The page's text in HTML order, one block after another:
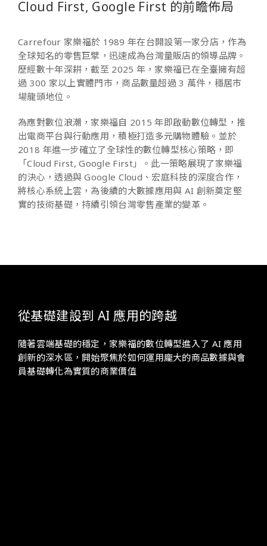
Cloud First, Google First 的前瞻佈局
Carrefour 家樂福於 1989 年在台開設第一家分店，作為
全球知名的零售巨擘，迅速成為台灣量販店的領導品牌。
歷經數十年深耕，截至 2025 年，家樂福已在全臺擁有超
過 300 家以上實體門市，商品數量超過 3 萬件，穩居市
場龍頭地位。
為應對數位浪潮，家樂福自 2015 年即啟動數位轉型，推
出電商平台與行動應用，積極打造多元購物體驗。並於
2018 年進一步確立了全球性的數位轉型核心策略，即
「Cloud First, Google First」。此一策略展現了家樂福
的決心，透過與 Google Cloud、宏庭科技的深度合作，
將核心系統上雲，為後續的大數據應用與 AI 創新奠定堅
實的技術基礎，持續引領台灣零售產業的變革。
從基礎建設到 AI 應用的跨越
隨著雲端基礎的穩定，家樂福的數位轉型進入了 AI 應用
創新的深水區，開始聚焦於如何運用龐大的商品數據與會
員基礎轉化為實質的商業價值